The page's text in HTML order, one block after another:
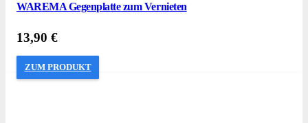
WAREMA Gegenplatte zum Vernieten
13,90 €
ZUM PRODUKT